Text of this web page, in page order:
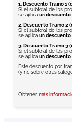
1. Descuento Tramo 1
Si el subtotal de los
se aplica un descuento
2. Descuento Tramo 2
Si el subtotal de los
se aplica un descuento
3. Descuento Tramo 3
Si el subtotal de los
se aplica un descuento
Este descuento por
(y no sobre otras
Obtener más